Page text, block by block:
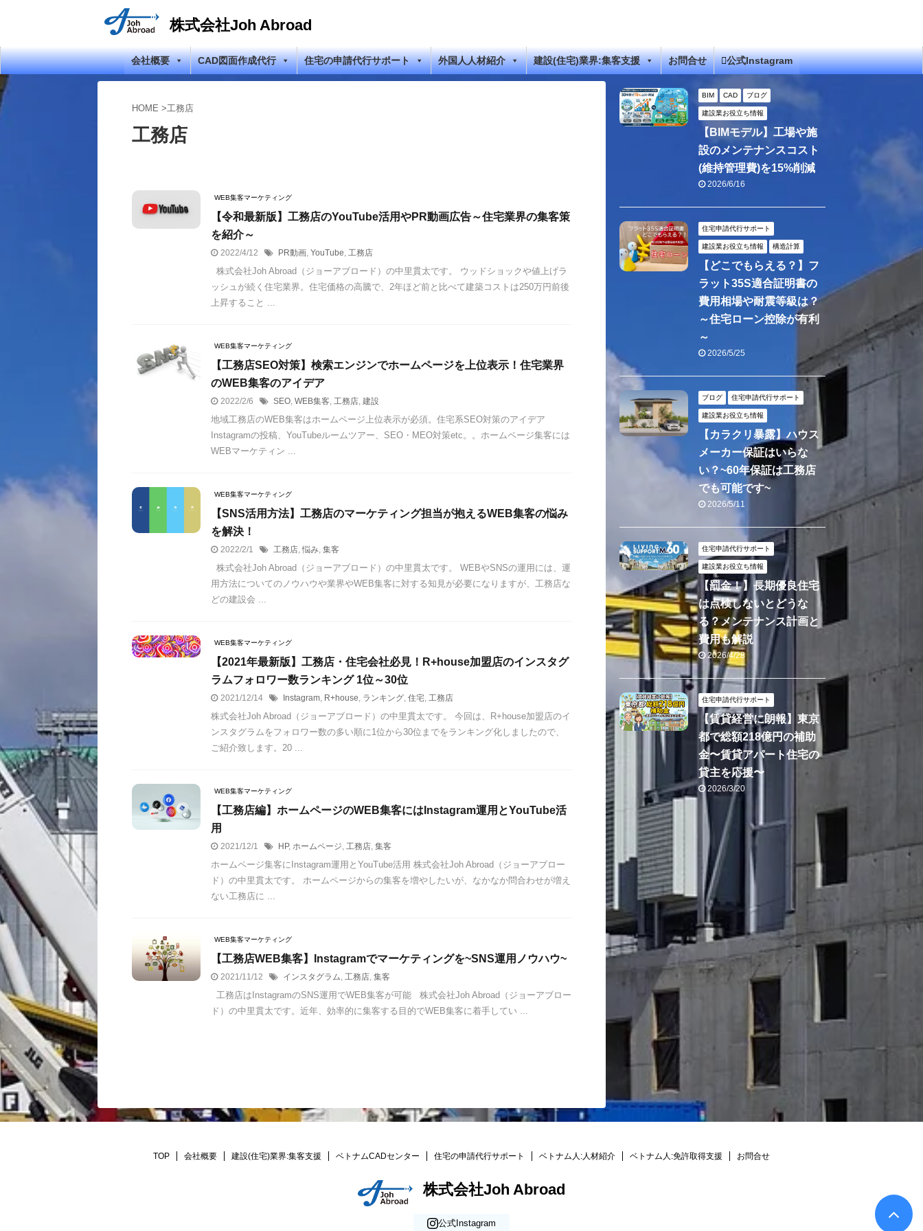
株式会社Joh Abroad
会社概要 CAD図面作成代行 住宅の申請代行サポート 外国人人材紹介 建設(住宅)業界:集客支援 お問合せ 公式Instagram
HOME >工務店
工務店
WEB集客マーケティング
【令和最新版】工務店のYouTube活用やPR動画広告～住宅業界の集客策
を紹介～
2022/4/12 PR動画, YouTube, 工務店
株式会社Joh Abroad（ジョーアブロード）の中里貫太です。 ウッドショックや値上げラ
ッシュが続く住宅業界。住宅価格の高騰で、2年ほど前と比べて建築コストは250万円前後
上昇すること ...
WEB集客マーケティング
【工務店SEO対策】検索エンジンでホームページを上位表示！住宅業界
のWEB集客のアイデア
2022/2/6 SEO, WEB集客, 工務店, 建設
地域工務店のWEB集客はホームページ上位表示が必須。住宅系SEO対策のアイデア
Instagramの投稿、YouTubeルームツアー、SEO・MEO対策etc。。ホームページ集客には
WEBマーケティン ...
WEB集客マーケティング
【SNS活用方法】工務店のマーケティング担当が抱えるWEB集客の悩み
を解決！
2022/2/1 工務店, 悩み, 集客
株式会社Joh Abroad（ジョーアブロード）の中里貫太です。 WEBやSNSの運用には、運
用方法についてのノウハウや業界やWEB集客に対する知見が必要になりますが、工務店な
どの建設会 ...
WEB集客マーケティング
【2021年最新版】工務店・住宅会社必見！R+house加盟店のインスタグ
ラムフォロワー数ランキング 1位～30位
2021/12/14 Instagram, R+house, ランキング, 住宅, 工務店
株式会社Joh Abroad（ジョーアブロード）の中里貫太です。 今回は、R+house加盟店のイ
ンスタグラムをフォロワー数の多い順に1位から30位までをランキング化しましたので、
ご紹介致します。20 ...
WEB集客マーケティング
【工務店編】ホームページのWEB集客にはInstagram運用とYouTube活
用
2021/12/1 HP, ホームページ, 工務店, 集客
ホームページ集客にInstagram運用とYouTube活用 株式会社Joh Abroad（ジョーアブロー
ド）の中里貫太です。 ホームページからの集客を増やしたいが、なかなか問合わせが増え
ない工務店に ...
WEB集客マーケティング
【工務店WEB集客】Instagramでマーケティングを~SNS運用ノウハウ~
2021/11/12 インスタグラム, 工務店, 集客
工務店はInstagramのSNS運用でWEB集客が可能 株式会社Joh Abroad（ジョーアブロー
ド）の中里貫太です。近年、効率的に集客する目的でWEB集客に着手してい ...
BIM CAD ブログ
建設業お役立ち情報
【BIMモデル】工場や施
設のメンテナンスコスト
(維持管理費)を15%削減
2026/6/16
住宅申請代行サポート
建設業お役立ち情報 構造計算
【どこでもらえる？】フ
ラット35S適合証明書の
費用相場や耐震等級は？
～住宅ローン控除が有利
～
2026/5/25
ブログ 住宅申請代行サポート
建設業お役立ち情報
【カラクリ暴露】ハウス
メーカー保証はいらな
い？~60年保証は工務店
でも可能です~
2026/5/11
住宅申請代行サポート
建設業お役立ち情報
【罰金！】長期優良住宅
は点検しないとどうな
る？メンテナンス計画と
費用も解説
2026/4/28
住宅申請代行サポート
【賃貸経営に朗報】東京
都で総額218億円の補助
金〜賃貸アパート住宅の
貸主を応援〜
2026/3/20
TOP 会社概要 建設(住宅)業界:集客支援 ベトナムCADセンター 住宅の申請代行サポート ベトナム人:人材紹介 ベトナム人:免許取得支援 お問合せ
株式会社Joh Abroad
公式Instagram